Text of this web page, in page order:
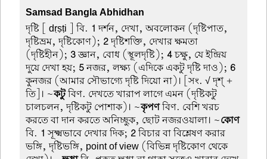
Samsad Bangla Abhidhan
দৃষ্টি [ dṛṣṭi ] বি. 1 দর্শন, দেখা, অবলোকন (দৃষ্টিপাত,
দৃষ্টিভ্রম, দৃষ্টিকোণ); 2দৃষ্টিশক্তি, দেখার ক্ষমতা
(দৃষ্টিহীন); 3জ্ঞান, বোধ (স্থূলদৃষ্টি);4চক্ষু, যে ইন্দ্রিয়
দুয়ে দেখা হয়; 5নজর, লক্ষ্য (এদিকে একটু দৃষ্টি দাও); 6
কুনজর (আমার সৌভাগ্যে দৃষ্টি দিয়ো না)। [সং. √ দৃশ্ +
তি]। ~কটুবিণ. দেখতে খারাপ লাগে এমন (দৃষ্টিকটু
চালচলন, দৃষ্টিকটু পোশাক)। ~কৃপণবিণ. বেশি খরচ
করতে বা দান করতে অনিচ্ছুক, ছোট নজরওয়ালা। ~কোণ
বি. 1 সূক্ষ্মভাবে দেখার দিক; 2বিচার বা বিশ্লেষণ করার
ভঙ্গি, দৃষ্টিভঙ্গি, point of view (বিভিন্ন দৃষ্টিকোণ থেকে